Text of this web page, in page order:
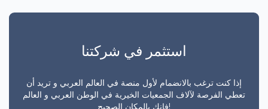
استثمر في شركتنا
إذا كنت ترغب بالانضمام لأول منصة في العالم العربي و تريد أن
تعطي الفرصة لآلاف الجمعيات الخيرية في الوطن العربي و العالم
فإنك بالمكان الصحيح!